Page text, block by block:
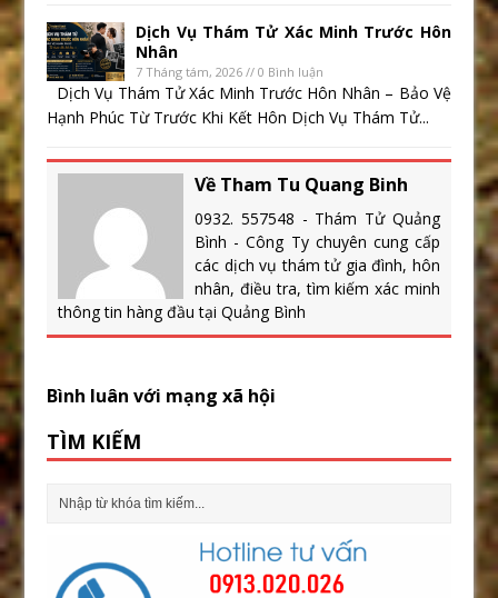
Dịch Vụ Thám Tử Xác Minh Trước Hôn
Nhân
7 Tháng tám, 2026 // 0 Bình luận
Dịch Vụ Thám Tử Xác Minh Trước Hôn Nhân – Bảo Vệ
Hạnh Phúc Từ Trước Khi Kết Hôn Dịch Vụ Thám Tử...
Về Tham Tu Quang Binh
0932. 557548 - Thám Tử Quảng
Bình - Công Ty chuyên cung cấp
các dịch vụ thám tử gia đình, hôn
nhân, điều tra, tìm kiếm xác minh
thông tin hàng đầu tại Quảng Bình
Bình luân với mạng xã hội
TÌM KIẾM